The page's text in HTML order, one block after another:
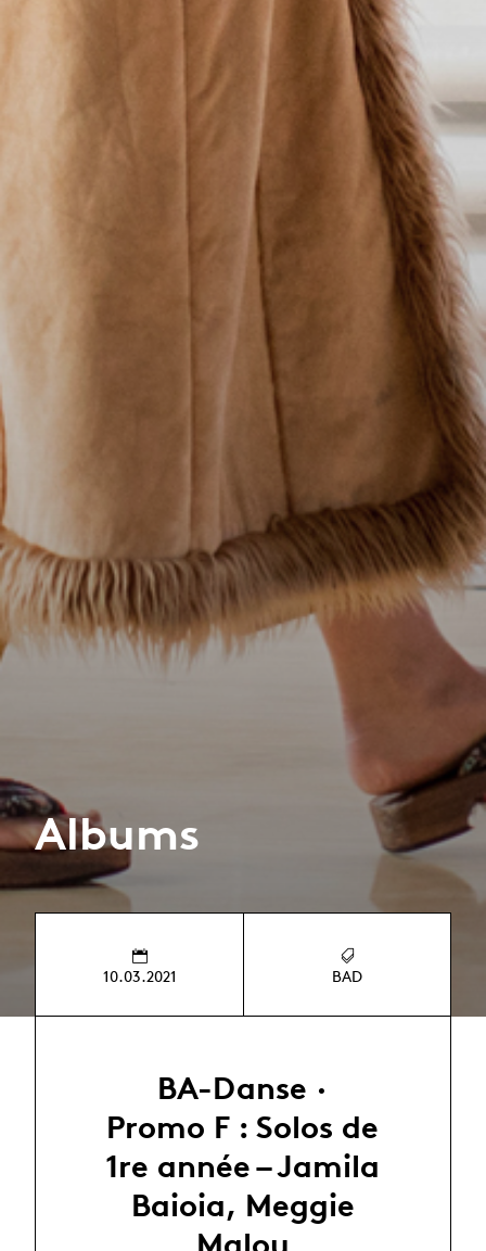
Albums
10.03.2021 BAD
BA-Danse ·
Promo F : Solos de
1re année – Jamila
Baioia, Meggie